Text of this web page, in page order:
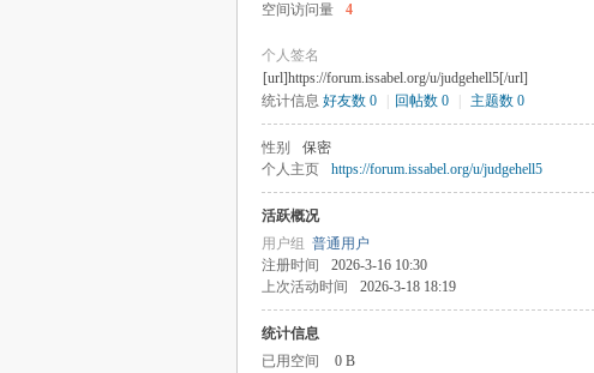
空间访问量
4
个人签名
[url]https://forum.issabel.org/u/judgehell5[/url]
统计信息 好友数 0 回帖数 0 主题数 0
性别 保密
个人主页
https://forum.issabel.org/u/judgehell5
活跃概况
用户组 普通用户
注册时间
2026-3-16 10:30
上次活动时间
2026-3-18 18:19
统计信息
已用空间
0 B